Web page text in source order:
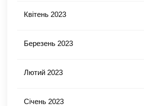
Квітень 2023
Березень 2023
Лютий 2023
Січень 2023